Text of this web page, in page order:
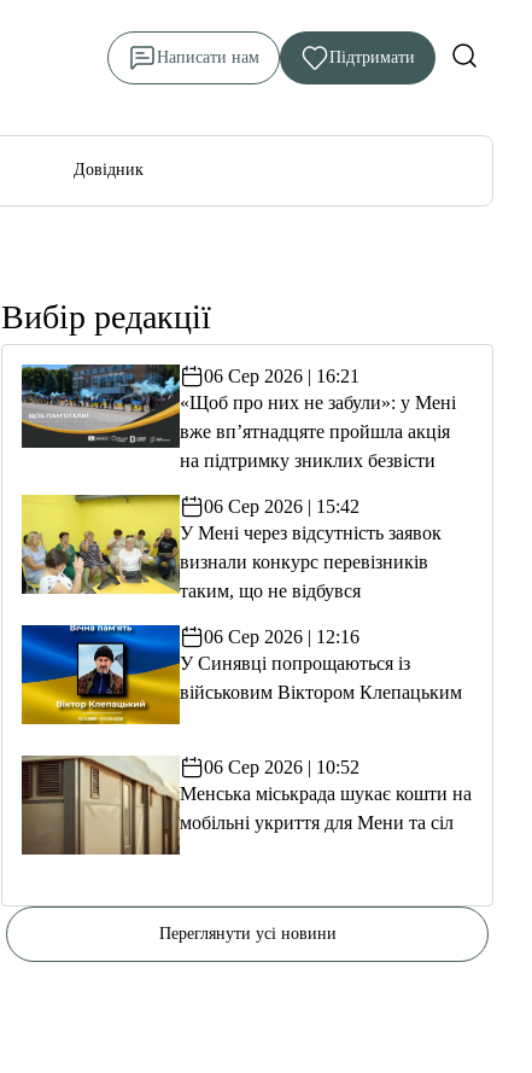
Написати нам Підтримати
Довідник
Вибір редакції
06 Сер 2026 | 16:21
«Щоб про них не забули»: у Мені
вже вп’ятнадцяте пройшла акція
на підтримку зниклих безвісти
06 Сер 2026 | 15:42
У Мені через відсутність заявок
визнали конкурс перевізників
таким, що не відбувся
06 Сер 2026 | 12:16
У Синявці попрощаються із
військовим Віктором Клепацьким
06 Сер 2026 | 10:52
Менська міськрада шукає кошти на
мобільні укриття для Мени та сіл
Переглянути усі новини